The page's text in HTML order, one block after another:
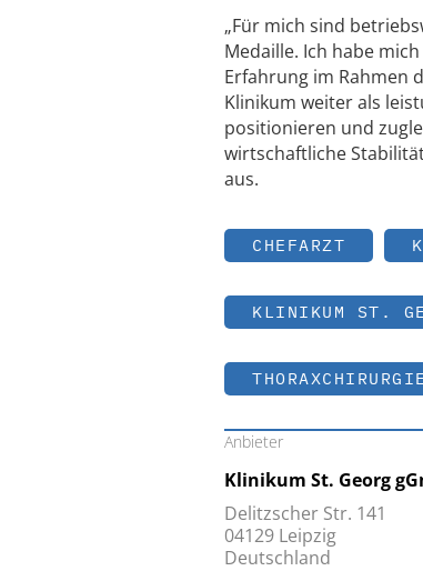
„Für mich sind
Medaille. Ich habe
Erfahrung im Rahmen
Klinikum weiter als
positionieren und
wirtschaftliche
aus.
CHEFARZT
KLINIKUM ST.
THORAXCHIRURGIE
Anbieter
Klinikum St. Georg
Delitzscher Str. 141
04129 Leipzig
Deutschland